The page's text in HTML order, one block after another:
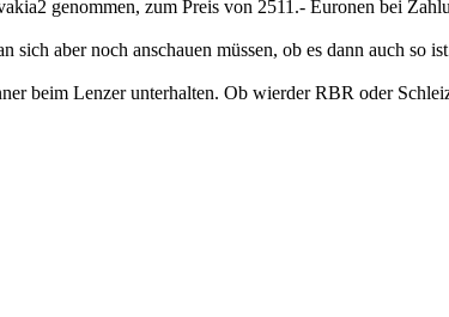
genommen, zum Preis von 2511.- Euronen bei
aber noch anschauen müssen, ob es dann auch
beim Lenzer unterhalten. Ob wierder RBR oder